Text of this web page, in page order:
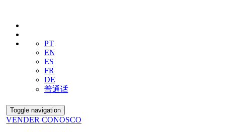
PT
EN
ES
FR
DE
普通话
Toggle navigation
VENDER CONOSCO